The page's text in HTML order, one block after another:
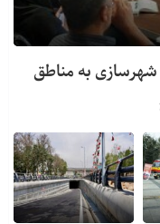
شهرسازی به مناطق